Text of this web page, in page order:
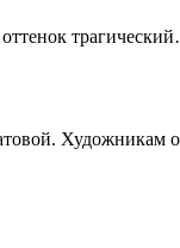
Художникам